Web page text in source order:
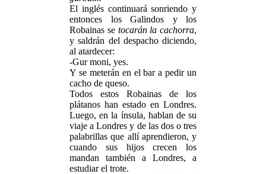
El inglés continuará sonriendo y
entonces los Galindos y los
Robainas se tocarán la cachorra,
y saldrán del despacho diciendo,
al atardecer:
-Gur moni, yes.
Y se meterán en el bar a pedir un
cacho de queso.
Todos estos Robainas de los
plátanos han estado en Londres.
Luego, en la ínsula, hablan de su
viaje a Londres y de las dos o tres
palabrillas que allí aprendieron, y
cuando sus hijos crecen los
mandan también a Londres, a
estudiar el trote.